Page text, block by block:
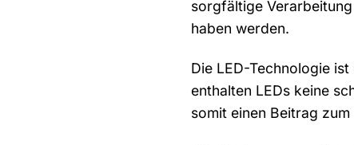
sorgfältige
haben werden.
Die LED-Technologie
enthalten LEDs keine
somit einen Beitrag